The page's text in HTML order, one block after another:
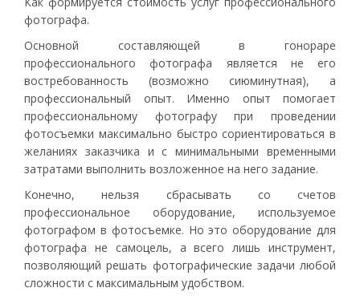
фотографа.
Основной составляющей в гонораре
профессионального фотографа является не его
востребованность (возможно сиюминутная), а
профессиональный опыт. Именно опыт помогает
профессиональному фотографу при проведении
фотосъемки максимально быстро сориентироваться в
желаниях заказчика и с минимальными временными
затратами выполнить возложенное на него задание.
Конечно, нельзя сбрасывать со счетов
профессиональное оборудование, используемое
фотографом в фотосъемке. Но это оборудование для
фотографа не самоцель, а всего лишь инструмент,
позволяющий решать фотографические задачи любой
сложности с максимальным удобством.